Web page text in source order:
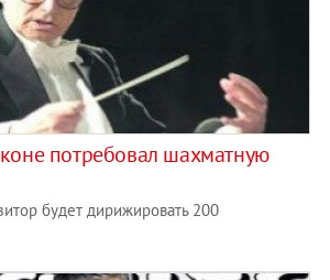
потребовал шахматную
будет дирижировать 200